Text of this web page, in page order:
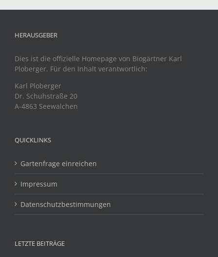
HERAUSGEBER
Dies ist die offizielle Homepage von Biogärtner Karl
Ploberger. Für den Inhalt verantwortlich:
Karl Ploberger
Dr. Schuhstraße 20
A-4863 Seewalchen
QUICKLINKS
Gartenfrage einreichen
Impressum
Datenschutzbestimmungen
LETZTE BEITRÄGE